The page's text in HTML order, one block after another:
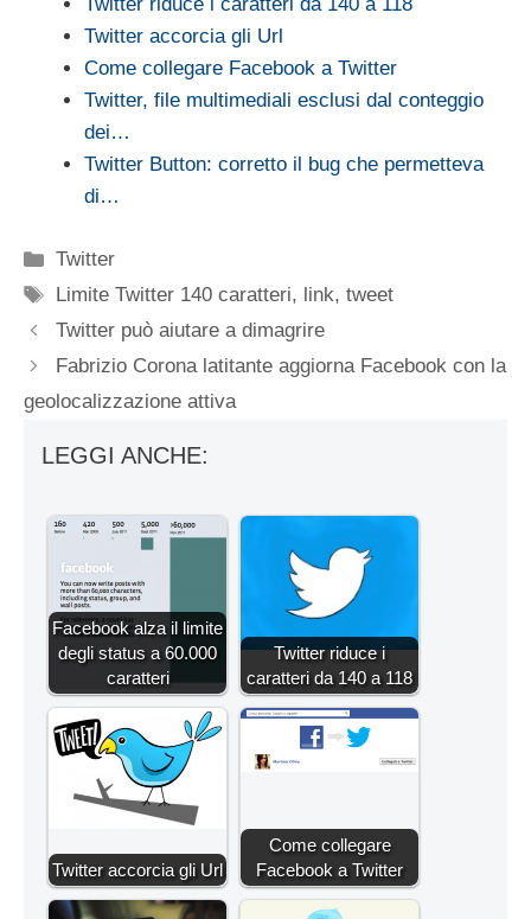
Twitter accorcia gli Url
Come collegare Facebook a Twitter
Twitter, file multimediali esclusi dal conteggio
dei…
Twitter Button: corretto il bug che permetteva
di…
Categorie
Twitter
Tag
Limite Twitter 140 caratteri, link,tweet
Twitter può aiutare a dimagrire
Fabrizio Corona latitante aggiorna Facebook con la
geolocalizzazione attiva
LEGGI ANCHE:
Facebook alza il limite
degli status a 60.000
caratteri
Twitter riduce i
caratteri da 140 a 118
Twitter accorcia gli Url
Come collegare
Facebook a Twitter